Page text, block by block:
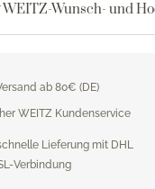
Wunsch- und
ab 80€ (DE)
WEITZ Kundenservice
Lieferung mit DHL
Verbindung